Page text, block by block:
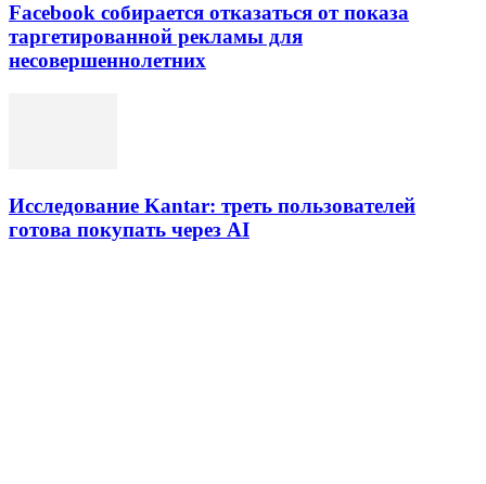
Facebook собирается отказаться от показа
таргетированной рекламы для
несовершеннолетних
Исследование Kantar: треть пользователей
готова покупать через AI